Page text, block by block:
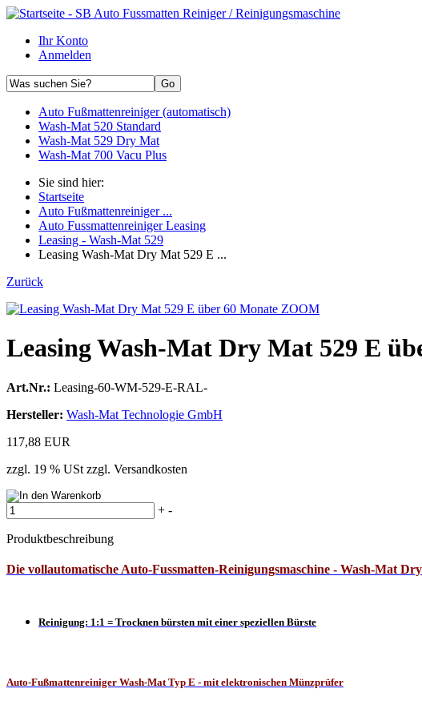
Ihr Konto
Anmelden
Auto Fußmattenreiniger (automatisch)
Wash-Mat 520 Standard
Wash-Mat 529 Dry Mat
Wash-Mat 700 Vacu Plus
Sie sind hier:
Startseite
Auto Fußmattenreiniger ...
Auto Fussmattenreiniger Leasing
Leasing - Wash-Mat 529
Leasing Wash-Mat Dry Mat 529 E ...
Zurück
ZOOM
Leasing Wash-Mat Dry Mat 529 E
Art.Nr.: Leasing-60-WM-529-E-RAL-
Hersteller: Wash-Mat Technologie GmbH
117,88 EUR
zzgl. 19 % USt zzgl. Versandkosten
+ -
Produktbeschreibung
Die vollautomatische Auto-Fussmatten-Reinigungsmaschine - Wash-Mat
Reinigung: 1:1 = Trocknen bürsten mit einer speziellen Bürste
Auto-Fußmattenreiniger Wash-MatTyp E - mit elektronischen Münzprüfer